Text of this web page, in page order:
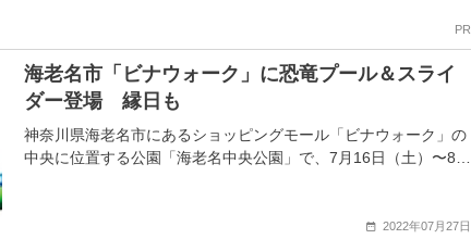
PR
海老名市「ビナウォーク」に恐竜プール＆スライ
ダー登場 縁日も
神奈川県海老名市にあるショッピングモール「ビナウォーク」の
中央に位置する公園「海老名中央公園」で、7月16日（土）〜8…
2022年07月27日